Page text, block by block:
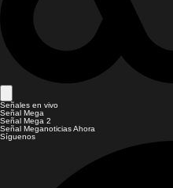
Señales en vivo
Señal Mega
Señal Mega 2
Señal Meganoticias Ahora
Síguenos